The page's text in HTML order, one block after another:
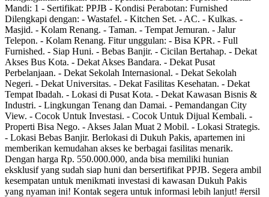
Mandi: 1 - Sertifikat: PPJB - Kondisi Perabotan: Furnished
Dilengkapi dengan: - Wastafel. - Kitchen Set. - AC. - Kulkas. -
Masjid. - Kolam Renang. - Taman. - Tempat Jemuran. - Jalur
Telepon. - Kolam Renang. Fitur unggulan: - Bisa KPR. - Full
Furnished. - Siap Huni. - Bebas Banjir. - Cicilan Bertahap. - Dekat
Akses Bus Kota. - Dekat Akses Bandara. - Dekat Pusat
Perbelanjaan. - Dekat Sekolah Internasional. - Dekat Sekolah
Negeri. - Dekat Universitas. - Dekat Fasilitas Kesehatan. - Dekat
Tempat Ibadah. - Lokasi di Pusat Kota. - Dekat Kawasan Bisnis &
Industri. - Lingkungan Tenang dan Damai. - Pemandangan City
View. - Cocok Untuk Investasi. - Cocok Untuk Dijual Kembali. -
Properti Bisa Nego. - Akses Jalan Muat 2 Mobil. - Lokasi Strategis.
- Lokasi Bebas Banjir. Berlokasi di Dukuh Pakis, apartemen ini
memberikan kemudahan akses ke berbagai fasilitas menarik.
Dengan harga Rp. 550.000.000, anda bisa memiliki hunian
eksklusif yang sudah siap huni dan bersertifikat PPJB. Segera ambil
kesempatan untuk menikmati investasi di kawasan Dukuh Pakis
yang nyaman ini! Kontak segera untuk informasi lebih lanjut! #ersil